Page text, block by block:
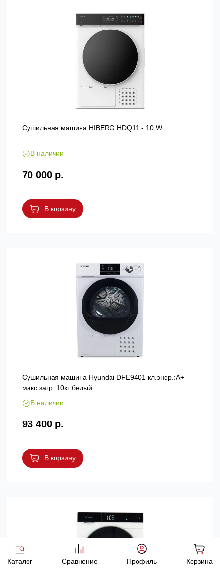
Каталог Сравнение Профиль Корзина
Сушильная машина HIBERG HDQ11 - 10 W
В наличии
70 000 р.
В корзину
Сушильная машина Hyundai DFE9401 кл.энер.:A+
макс.загр.:10кг белый
В наличии
93 400 р.
В корзину